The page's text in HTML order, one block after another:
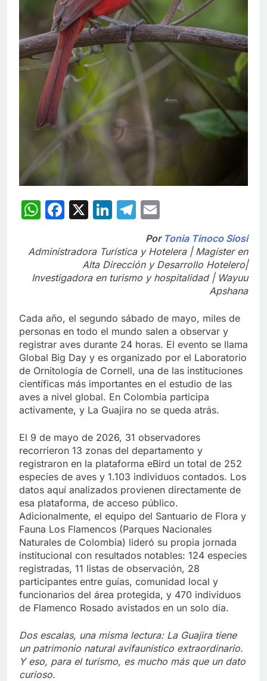
WhatsApp
Facebook
X LinkedIn
Telegram
Por Tonia Tinoco Siosi
Administradora Turística y Hotelera | Magíster en
Alta Dirección y Desarrollo Hotelero|
Investigadora en turismo y hospitalidad | Wayuu
Apshana
Cada año, el segundo sábado de mayo, miles de
personas en todo el mundo salen a observar y
registrar aves durante 24 horas. El evento se llama
Global Big Day y es organizado por el Laboratorio
de Ornitología de Cornell, una de las instituciones
científicas más importantes en el estudio de las
aves a nivel global. En Colombia participa
activamente, y La Guajira no se queda atrás.
El 9 de mayo de 2026, 31 observadores
recorrieron 13 zonas del departamento y
registraron en la plataforma eBird un total de 252
especies de aves y 1.103 individuos contados. Los
datos aquí analizados provienen directamente de
esa plataforma, de acceso público.
Adicionalmente, el equipo del Santuario de Flora y
Fauna Los Flamencos (Parques Nacionales
Naturales de Colombia) lideró su propia jornada
institucional con resultados notables: 124 especies
registradas, 11 listas de observación, 28
participantes entre guías, comunidad local y
funcionarios del área protegida, y 470 individuos
de Flamenco Rosado avistados en un solo día.
Dos escalas, una misma lectura: La Guajira tiene
un patrimonio natural avifaunístico extraordinario.
Y eso, para el turismo, es mucho más que un dato
curioso.